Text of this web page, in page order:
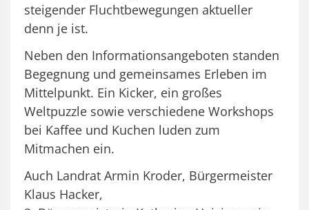
steigender Fluchtbewegungen aktueller
denn je ist.
Neben den Informationsangeboten standen
Begegnung und gemeinsames Erleben im
Mittelpunkt. Ein Kicker, ein großes
Weltpuzzle sowie verschiedene Workshops
bei Kaffee und Kuchen luden zum
Mitmachen ein.
Auch Landrat Armin Kroder, Bürgermeister
Klaus Hacker,